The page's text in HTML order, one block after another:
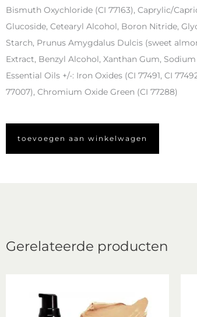
Bismuth Oxychloride (CI 77163), Caprylic/
Glucoside, Cetearyl Alcohol, Boron Nitride,
Starch, Prunus Amygdalus Dulcis (sweet
Extract, Benzyl Alcohol, Xanthan Gum,
Essential Oils +/-: Iron Oxides (CI 77491, CI
77007), Chromium Oxide Green (CI 77288)
toevoegen aan winkelwagen
Gerelateerde producten